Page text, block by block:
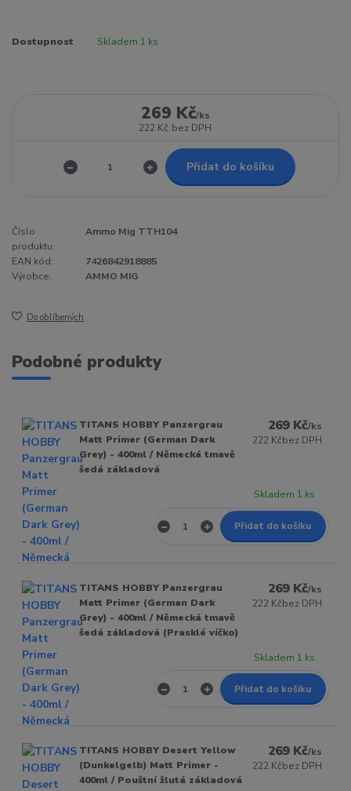
Dostupnost Skladem 1 ks
269 Kč/ks
222 Kč bez DPH
Přidat do košíku
Číslo
produktu:
Ammo Mig TTH104
EAN kód:
7426842918885
Výrobce:
AMMO MIG
Do oblíbených
Podobné produkty
TITANS HOBBY Panzergrau
Matt Primer (German Dark
Grey) - 400ml / Německá tmavě
šedá základová
269 Kč/ks
222 Kčbez DPH
Skladem 1 ks
Přidat do košíku
TITANS HOBBY Panzergrau
Matt Primer (German Dark
Grey) - 400ml / Německá tmavě
šedá základová (Prasklé víčko)
269 Kč/ks
222 Kčbez DPH
Skladem 1 ks
Přidat do košíku
TITANS HOBBY Desert Yellow
(Dunkelgelb) Matt Primer -
400ml / Pouštní žlutá základová
269 Kč/ks
222 Kčbez DPH